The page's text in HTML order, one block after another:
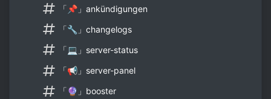
「📌」ankündigungen
「🔧」changelogs
「💻」server-status
「📢」server-panel
「🔮」booster